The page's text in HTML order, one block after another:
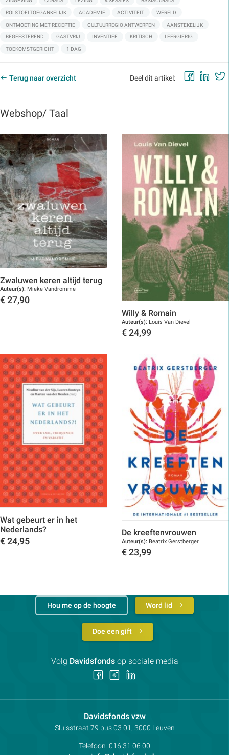
ROLSTOELTOEGANKELIJK ACADEMIE ACTIVITEIT WERELD
ONTMOETING MET RECEPTIE CULTUURREGIO ANTWERPEN AANSTEKELIJK
BEGEESTEREND GASTVRIJ INVENTIEF KRITISCH LEERGIERIG
TOEKOMSTGERICHT 1 DAG
Terug naar overzicht Deel dit artikel:
Webshop/ Taal
Zwaluwen keren altijd terug
Auteur(s): Mieke Vandromme
€ 27,90
Willy & Romain
Auteur(s): Louis Van Dievel
€ 24,99
Wat gebeurt er in het
Nederlands?
€ 24,95
De kreeftenvrouwen
Auteur(s): Beatrix Gerstberger
€ 23,99
Davidsfonds vzwContactpersoon:
Adres:
Sluisstraat 79 bus 03.01, 3000 Leuven
Telefoon: 016 31 06 00
Hou me op de hoogte Word lid
Doe een gift
Volg Davidsfondsop sociale media
Volg Volg